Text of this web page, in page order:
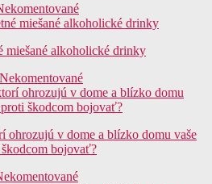
miešané alkoholické drinky
Nekomentované
ohrozujú v dome a blízko domu vaše
bojovať?